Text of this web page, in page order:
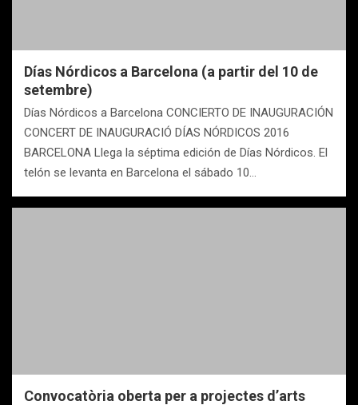
Días Nórdicos a Barcelona (a partir del 10 de
setembre)
Días Nórdicos a Barcelona CONCIERTO DE INAUGURACIÓN
CONCERT DE INAUGURACIÓ DÍAS NÓRDICOS 2016
BARCELONA Llega la séptima edición de Días Nórdicos. El
telón se levanta en Barcelona el sábado 10…
Convocatòria oberta per a projectes d’arts